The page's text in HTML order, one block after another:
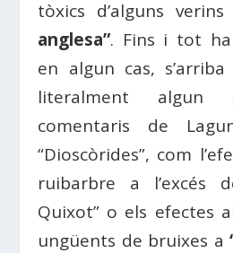
tòxics d’alguns
anglesa”. Fins i tot
en algun cas,
literalment algun
comentaris de
“Dioscòrides”, com
ruibarbre a l’excés
Quixot” o els efectes
ungüents de bruixes a